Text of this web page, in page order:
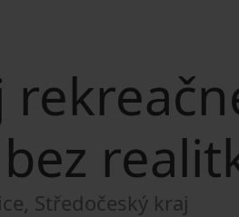
Středočeský kraj